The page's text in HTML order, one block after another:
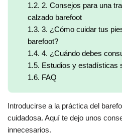
1.2. 2. Consejos para una
calzado barefoot
1.3. 3. ¿Cómo cuidar tus
barefoot?
1.4. 4. ¿Cuándo debes
1.5. Estudios y estadísticas
1.6. FAQ
Introducirse a la práctica del
cuidadosa. Aquí te dejo unos
innecesarios.